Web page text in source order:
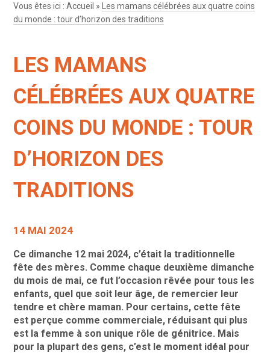
Vous êtes ici :Accueil »
Les mamans célébrées aux quatre coins
du monde : tour d’horizon des traditions
LES MAMANS
CÉLÉBRÉES AUX QUATRE
COINS DU MONDE : TOUR
D’HORIZON DES
TRADITIONS
14 MAI 2024
Ce dimanche 12 mai 2024, c’était la traditionnelle
fête des mères. Comme chaque deuxième dimanche
du mois de mai, ce fut l’occasion rêvée pour tous les
enfants, quel que soit leur âge, de remercier leur
tendre et chère maman. Pour certains, cette fête
est perçue comme commerciale, réduisant qui plus
est la femme à son unique rôle de génitrice. Mais
pour la plupart des gens, c’est le moment idéal pour